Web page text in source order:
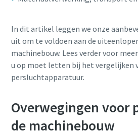
In dit artikel leggen we onze
uit om te voldoen aan de
machinebouw. Lees verder voor
u op moet letten bij het vergelijken
persluchtapparatuur.
Overwegingen voor
de machinebouw